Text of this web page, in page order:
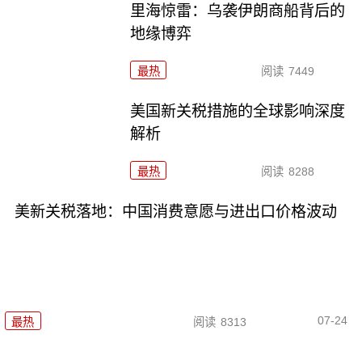
里海惊雷：乌袭伊朗商船背后的
地缘博弈
最热 阅读 7449
美国新关税措施的全球影响深度
解析
最热 阅读 8288
美新关税落地：中国消费意愿与进出口价格波动
最热 阅读 8313 07-24